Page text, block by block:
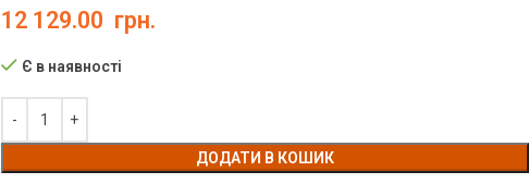
12 129.00 грн.
Є в наявності
ДОДАТИ В КОШИК